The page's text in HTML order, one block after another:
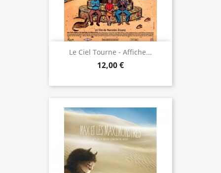
Le Ciel Tourne - Affiche...
12,00 €